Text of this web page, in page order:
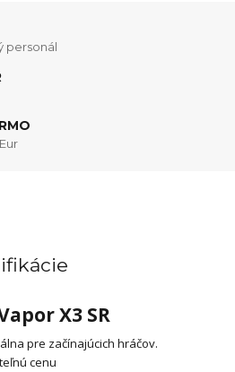
personál
X3 SR
pre začínajúcich hráčov.
cenu